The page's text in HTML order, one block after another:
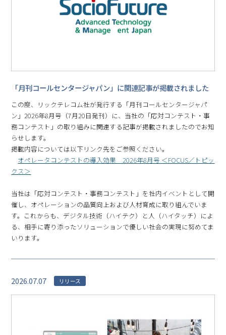
「月刊コールセンタージャパン」に関連記事が掲載されました
この度、リックテレコム社が発行する「月刊コールセンタージャパ
ン」2026年8月号（7月20日発刊）に、当社の「応対コンテスト・事
務コンテスト」の取り組みに関連する記事が掲載されましたのでお知
らせします。
掲載内容については以下リンク先をご参照ください。
オペレータコンテストの導入効果 2026年8月号 ＜FOCUS／トピッ
クス＞
当社は「応対コンテスト・事務コンテスト」を社内イベントとして開
催し、オペレーションの品質向上および人材育成に取り組んでいま
す。これからも、デジタル技術（ハイテク）と人（ハイタッチ）によ
る、相手に寄り添ったソリューションで優しい社会の実現に努めてま
いります。
2026.07.07 リリース